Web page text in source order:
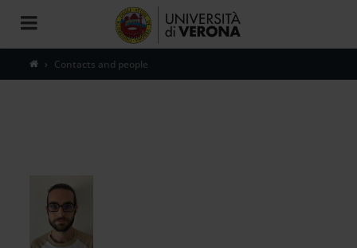
Toggle
navigation
Contacts and people